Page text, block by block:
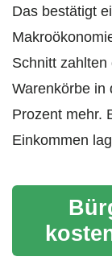
Das bestätigt
Schnitt
Warenkörbe in
Prozent mehr.
Einkommen